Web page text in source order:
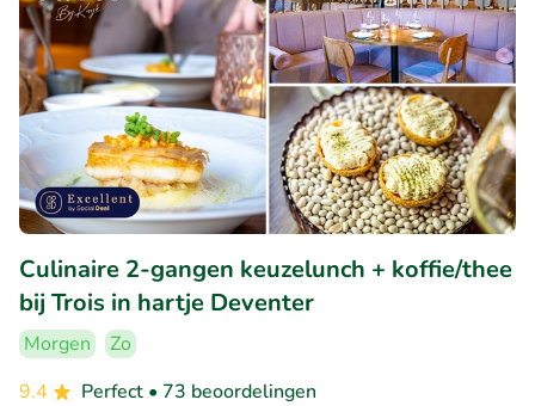
Culinaire 2-gangen keuzelunch + koffie/thee
bij Trois in hartje Deventer
Morgen
Zo
9.4
Perfect • 73 beoordelingen